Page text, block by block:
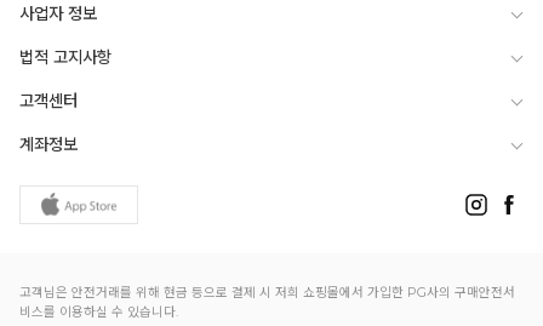
사업자 정보
법적 고지사항
고객센터
계좌정보
고객님은 안전거래를 위해 현금 등으로 결제 시 저희 쇼핑몰에서 가입한 PG사의 구매안전서
비스를 이용하실 수 있습니다.